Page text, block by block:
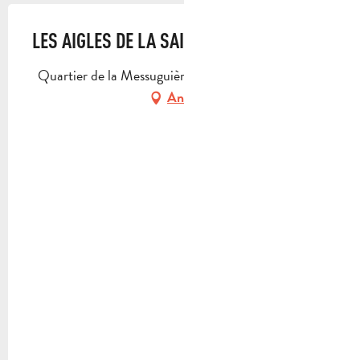
LES AIGLES DE LA SAINTE-BAUME
Quartier de la Messuguière, 13780 Cuges-les-Pins
Anfahrt